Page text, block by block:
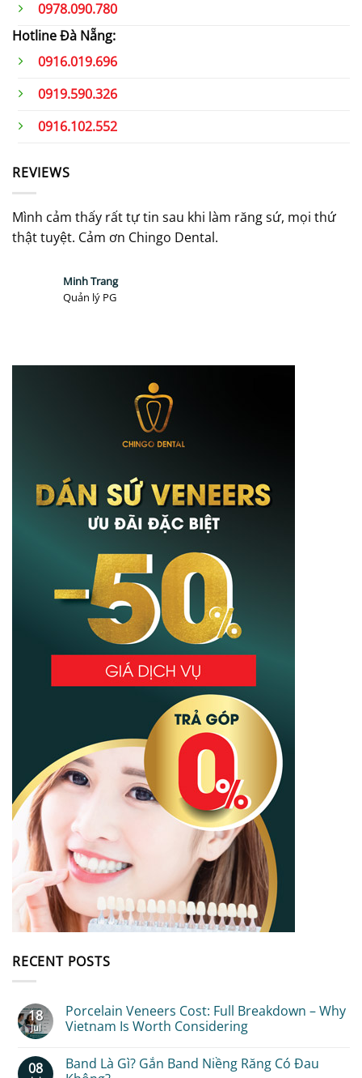
0978.090.780
Hotline Đà Nẵng:
0916.019.696
0919.590.326
0916.102.552
REVIEWS
Mình cảm thấy rất tự tin sau khi làm răng sứ, mọi thứ
thật tuyệt. Cảm ơn Chingo Dental.
Minh Trang
Quản lý PG
RECENT POSTS
18
Jul
Porcelain Veneers Cost: Full Breakdown – Why
Vietnam Is Worth Considering
Comments
on
08
Band Là Gì? Gắn Band Niềng Răng Có Đau